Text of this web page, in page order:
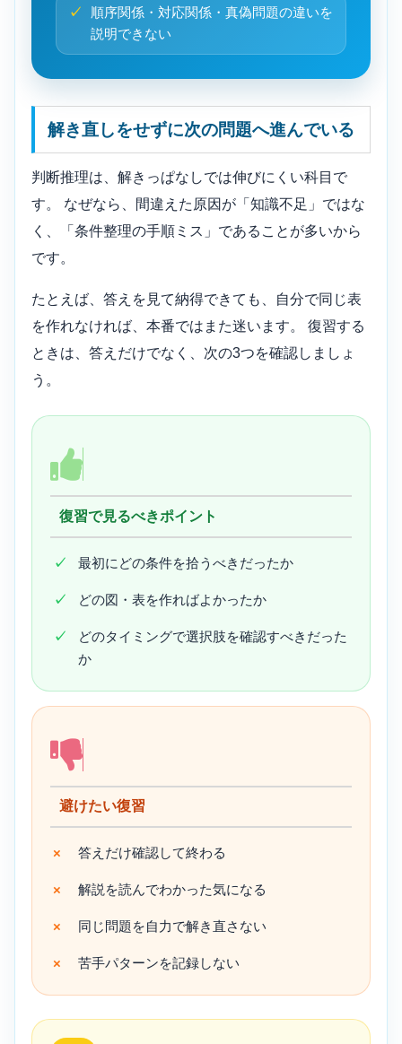
順序関係・対応関係・真偽問題の違いを
説明できない
解き直しをせずに次の問題へ進んでいる
判断推理は、解きっぱなしでは伸びにくい科目で
す。 なぜなら、間違えた原因が「知識不足」ではな
く、「条件整理の手順ミス」であることが多いから
です。
たとえば、答えを見て納得できても、自分で同じ表
を作れなければ、本番ではまた迷います。 復習する
ときは、答えだけでなく、次の3つを確認しましょ
う。
復習で見るべきポイント
最初にどの条件を拾うべきだったか
どの図・表を作ればよかったか
どのタイミングで選択肢を確認すべきだった
か
避けたい復習
答えだけ確認して終わる
解説を読んでわかった気になる
同じ問題を自力で解き直さない
苦手パターンを記録しない